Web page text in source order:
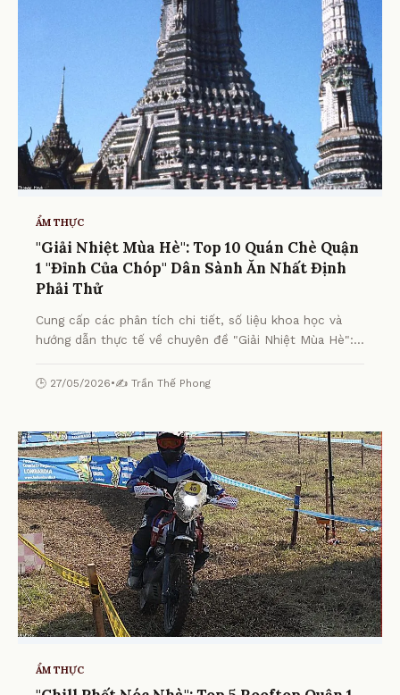
ẨM THỰC
"Giải Nhiệt Mùa Hè": Top 10 Quán Chè Quận
1 "Đỉnh Của Chóp" Dân Sành Ăn Nhất Định
Phải Thử
Cung cấp các phân tích chi tiết, số liệu khoa học và
hướng dẫn thực tế về chuyên đề "Giải Nhiệt Mùa Hè":
Nhất Định Phải Thử từ chuyên gia.
🕒 27/05/2026•✍️ Trần Thế Phong
ẨM THỰC